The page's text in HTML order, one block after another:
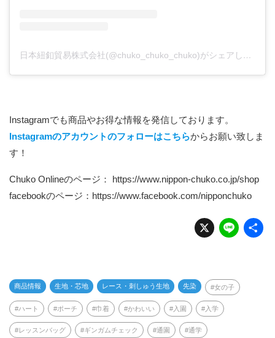
日本紐釦貿易株式会社(@chuko_chuko_chuko)がシェアした投稿
Instagramでも商品やお得な情報を発信しております。
Instagramのアカウントのフォローはこちらからお願い致しま
す！
Chuko Onlineのページ： https://www.nippon-chuko.co.jp/shop
facebookのページ： https://www.facebook.com/nipponchuko
X Li
n
商品情報 生地・芯地 レース・刺しゅう生地 先染 女の子
ハート ポーチ 巾着 かわいい 入園 入学
レッスンバッグ ギンガムチェック 通園 通学